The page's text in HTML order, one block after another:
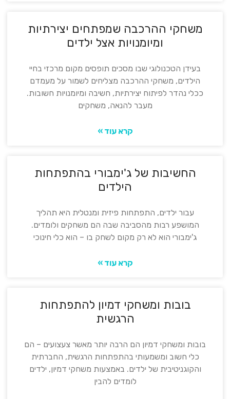
משחקי ההרכבה שמפתחים יצירתיות
ומיומנויות אצל ילדים
בעידן הטכנולוגי שבו מסכים תופסים מקום מרכזי בחיי
הילדים, משחקי ההרכבה מצליחים לשמור על מעמדם
ככלי נהדר לפיתוח יצירתיות, חשיבה ומיומנויות חשובות.
מעבר להנאה, משחקים
קרא עוד »
החשיבות של ג'ימבורי בהתפתחות
הילדים
עבור ילדים, התפתחות פיזית ומנטלית היא תהליך
המושפע רבות מהסביבה שבה הם משחקים ולומדים.
ג'ימבורי הוא לא רק מקום לשחק בו – הוא כלי חינוכי
קרא עוד »
בובות ומשחקי דמיון להתפתחות
הרגשית
בובות ומשחקי דמיון הם הרבה יותר מאשר צעצועים – הם
כלי חשוב ומשמעותי בהתפתחות הרגשית, החברתית
והקוגניטיבית של ילדים. באמצעות משחקי דמיון, ילדים
לומדים להבין